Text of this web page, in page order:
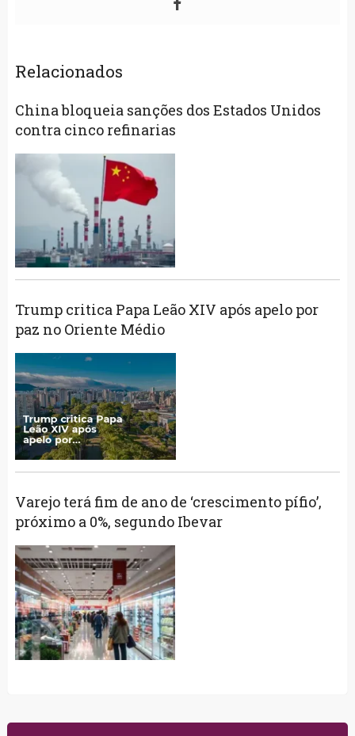
Relacionados
China bloqueia sanções dos Estados Unidos
contra cinco refinarias
Trump critica Papa Leão XIV após apelo por
paz no Oriente Médio
Varejo terá fim de ano de ‘crescimento pífio’,
próximo a 0%, segundo Ibevar